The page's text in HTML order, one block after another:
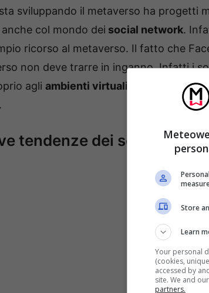
sviluppando il metaverso ha progetti
col mondo dei social network.
ricorso al metaverso. Il fatto che
non deve trarre in inganno. Infatti i
agli ambienti virtuali del metaverso
tendenze dei social di
Store
Learn
Your personal
(cookies,
accessed by
site. We and
partners.